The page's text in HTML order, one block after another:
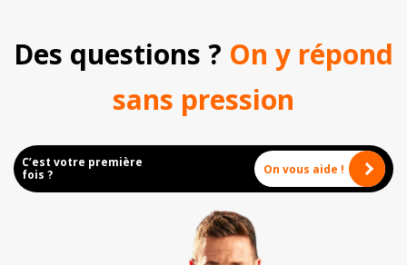
Des questions ? On y répond
sans pression
C’est votre première
fois ?
On vous aide !